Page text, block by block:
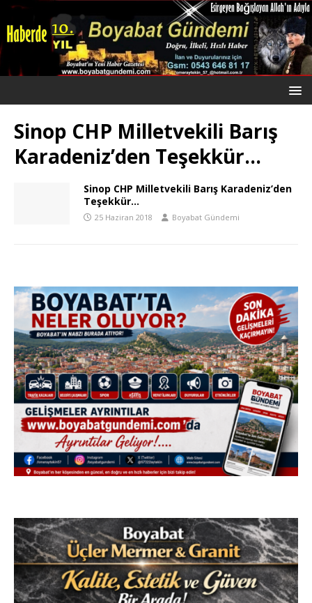
Sinop CHP Milletvekili Barış
Karadeniz’den Teşekkür…
Sinop CHP Milletvekili Barış Karadeniz’den
Teşekkür…
25 Haziran 2018 Boyabat Gündemi